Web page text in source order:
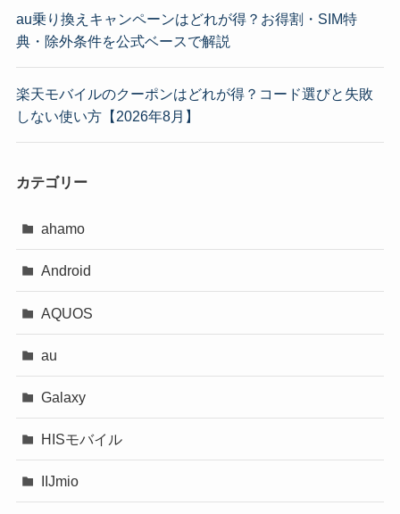
au乗り換えキャンペーンはどれが得？お得割・SIM特
典・除外条件を公式ベースで解説
楽天モバイルのクーポンはどれが得？コード選びと失敗
しない使い方【2026年8月】
カテゴリー
ahamo
Android
AQUOS
au
Galaxy
HISモバイル
IIJmio